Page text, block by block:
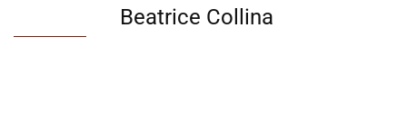
Beatrice Collina